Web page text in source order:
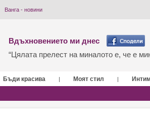
Ванга - новини
Вдъхновението ми днес
“Цялата прелест на миналото е, че е
Бъди красива | Моят стил |